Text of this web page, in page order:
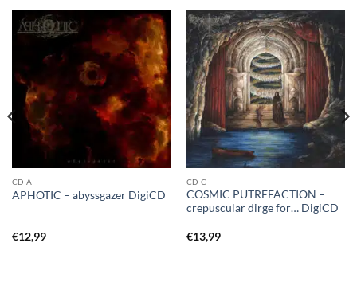
CD A
APHOTIC – abyssgazer DigiCD
€12,99
CD C
COSMIC PUTREFACTION –
crepuscular dirge for… DigiCD
€13,99